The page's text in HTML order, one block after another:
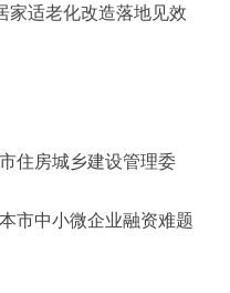
适老化改造落地见效
房城乡建设管理委
中小微企业融资难题